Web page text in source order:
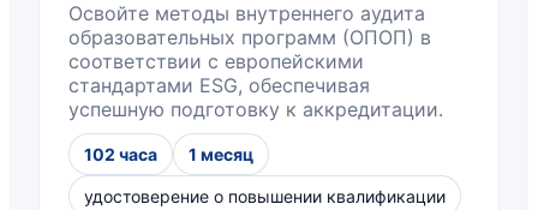
Освойте методы внутреннего аудита
образовательных программ (ОПОП) в
соответствии с европейскими
стандартами ESG, обеспечивая
успешную подготовку к аккредитации.
102 часа 1 месяц
удостоверение о повышении квалификации